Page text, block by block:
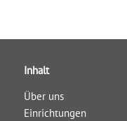
Inhalt
Über uns
Einrichtungen